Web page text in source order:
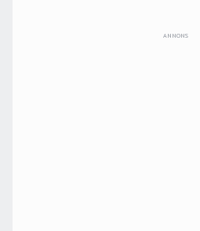
ANNONS